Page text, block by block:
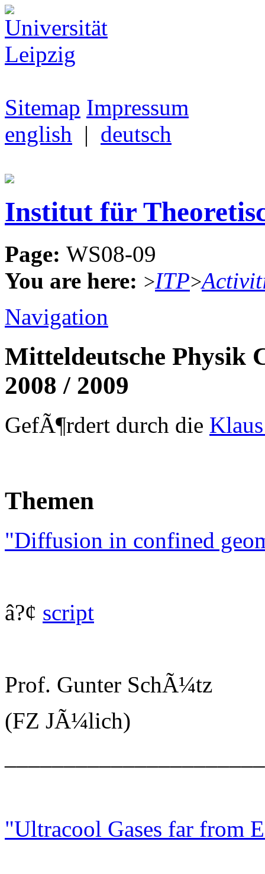
Sitemap Impressum
english | deutsch
Institut für
Page: WS08-09
You are here: >ITP>
Navigation
Mitteldeutsche Physik
2008 / 2009
GefÃ¶rdert durch die
Themen
"Diffusion in confined
â?¢ script
Prof. Gunter SchÃ¼tz
(FZ JÃ¼lich)
"Ultracool Gases far from